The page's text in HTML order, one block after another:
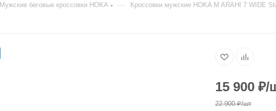
Мужские беговые кроссовки HOKA — Кроссовки мужские HOKA M ARAHI 7 WIDE
15 900 ₽/
22 900₽/шт